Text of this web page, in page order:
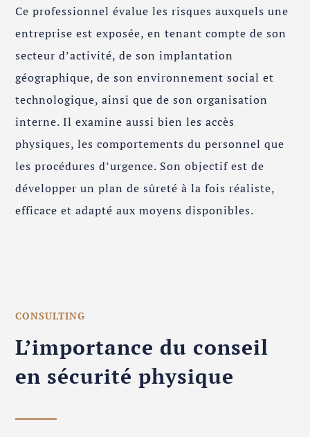
Ce professionnel évalue les risques auxquels une
entreprise est exposée, en tenant compte de son
secteur d’activité, de son implantation
géographique, de son environnement social et
technologique, ainsi que de son organisation
interne. Il examine aussi bien les accès
physiques, les comportements du personnel que
les procédures d’urgence. Son objectif est de
développer un plan de sûreté à la fois réaliste,
efficace et adapté aux moyens disponibles.
CONSULTING
L’importance du conseil
en sécurité physique